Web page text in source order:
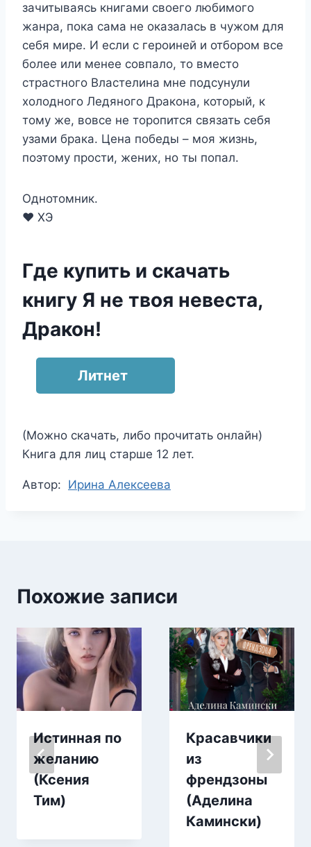
зачитываясь книгами своего любимого
жанра, пока сама не оказалась в чужом для
себя мире. И если с героиней и отбором все
более или менее совпало, то вместо
страстного Властелина мне подсунули
холодного Ледяного Дракона, который, к
тому же, вовсе не торопится связать себя
узами брака. Цена победы – моя жизнь,
поэтому прости, жених, но ты попал.
Однотомник.
❤️ ХЭ
Где купить и скачать
книгу Я не твоя невеста,
Дракон!
Литнет
(Можно скачать, либо прочитать онлайн)
Книга для лиц старше 12 лет.
Метки
Автор: Ирина Алексеева
Похожие записи
Истинная по
желанию
(Ксения
Тим)
Красавчики
из
френдзоны
(Аделина
Камински)